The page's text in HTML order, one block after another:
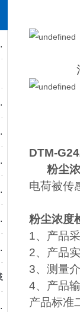
测需求
方法么？
影响？
境健康
出色！
保守望者
尘监测
注意了
河北厂
DTM-
粉尘浓
电荷被传
粉尘浓度
1、产品
2、产品
3、测量
4、产品
产品标准